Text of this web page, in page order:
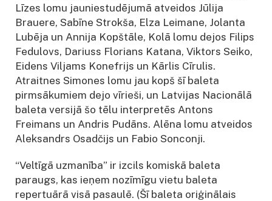
Līzes lomu jauniestudējumā atveidos Jūlija
Brauere, Sabīne Strokša, Elza Leimane, Jolanta
Lubēja un Annija Kopštāle, Kolā lomu dejos Filips
Fedulovs, Dariuss Florians Katana, Viktors Seiko,
Eidens Viljams Konefrijs un Kārlis Cīrulis.
Atraitnes Simones lomu jau kopš šī baleta
pirmsākumiem dejo vīrieši, un Latvijas Nacionālā
baleta versijā šo tēlu interpretēs Antons
Freimans un Andris Pudāns. Alēna lomu atveidos
Aleksandrs Osadčijs un Fabio Sonconji.
“Veltīgā uzmanība” ir izcils komiskā baleta
paraugs, kas ieņem nozīmīgu vietu baleta
repertuārā visā pasaulē. (Šī baleta oriģinālais